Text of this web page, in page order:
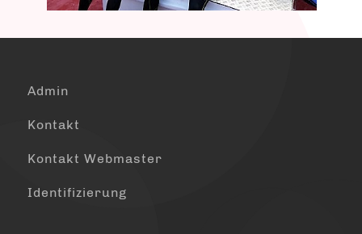
Admin
Kontakt
Kontakt Webmaster
Identifizierung